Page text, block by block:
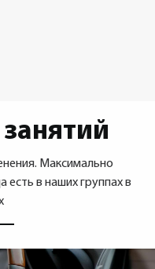
Максимально
есть в наших группах в